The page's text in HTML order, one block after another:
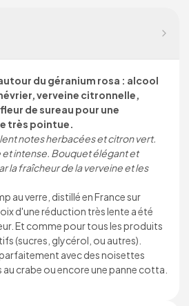
du géranium rosa : alcool
verveine citronnelle,
de sureau pour une
très pointue.
notes herbacées et citron vert.
et intense. Bouquet élégant et
la fraîcheur de la verveine et les
au verre, distillé en France sur
d'une réduction très lente a été
Et comme pour tous les produits
(sucres, glycérol, ou autres).
avec des noisettes
crabe ou encore une panne cotta.